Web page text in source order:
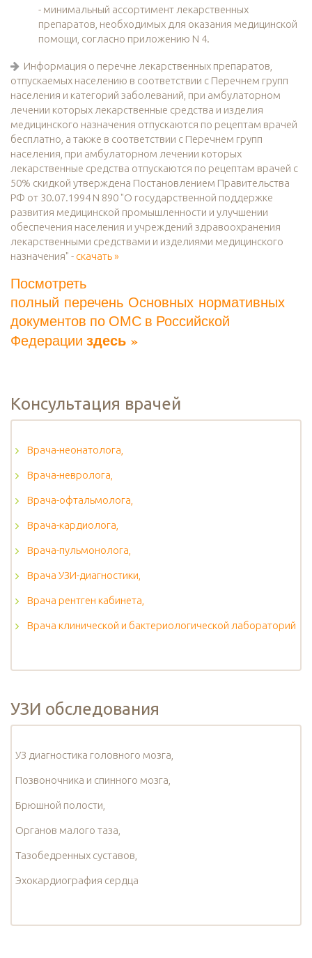
- минимальный ассортимент лекарственных
препаратов, необходимых для оказания медицинской
помощи, согласно приложению N 4.
Информация о перечне лекарственных препаратов,
отпускаемых населению в соответствии с Перечнем групп
населения и категорий заболеваний, при амбулаторном
лечении которых лекарственные средства и изделия
медицинского назначения отпускаются по рецептам врачей
бесплатно, а также в соответствии с Перечнем групп
населения, при амбулаторном лечении которых
лекарственные средства отпускаются по рецептам врачей с
50% скидкой утверждена Постановлением Правительства
РФ от 30.07.1994 N 890 "О государственной поддержке
развития медицинской промышленности и улучшении
обеспечения населения и учреждений здравоохранения
лекарственными средствами и изделиями медицинского
назначения" - скачать »
Посмотреть
полный перечень Основных нормативных
документов по ОМС в Российской
Федерации здесь »
Консультация врачей
Врача-неонатолога,
Врача-невролога,
Врача-офтальмолога,
Врача-кардиолога,
Врача-пульмонолога,
Врача УЗИ-диагностики,
Врача рентген кабинета,
Врача клинической и бактериологической лабораторий
УЗИ обследования
УЗ диагностика головного мозга,
Позвоночника и спинного мозга,
Брюшной полости,
Органов малого таза,
Тазобедренных суставов,
Эхокардиография сердца